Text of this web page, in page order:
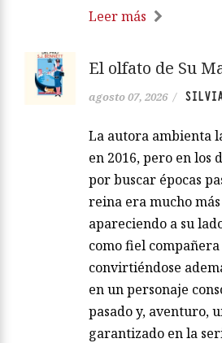
Leer más
El olfato de Su
agosto 07, 2026 / SILVIA
La autora ambienta
en 2016, pero en los
por buscar épocas
reina era mucho
apareciendo a su
como fiel compañera
convirtiéndose
en un personaje
pasado y, aventuro,
garantizado en la